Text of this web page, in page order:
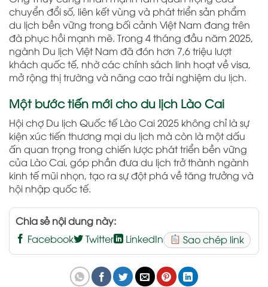
chuyển đổi số, liên kết vùng và phát triển sản phẩm
du lịch bền vững trong bối cảnh Việt Nam đang trên
đà phục hồi mạnh mẽ. Trong 4 tháng đầu năm 2025,
ngành Du lịch Việt Nam đã đón hơn 7,6 triệu lượt
khách quốc tế, nhờ các chính sách linh hoạt về visa,
mở rộng thị trường và nâng cao trải nghiệm du lịch.
Một bước tiến mới cho du lịch Lào Cai
Hội chợ Du lịch Quốc tế Lào Cai 2025 không chỉ là sự
kiện xúc tiến thương mại du lịch mà còn là một dấu
ấn quan trọng trong chiến lược phát triển bền vững
của Lào Cai, góp phần đưa du lịch trở thành ngành
kinh tế mũi nhọn, tạo ra sự đột phá về tăng trưởng và
hội nhập quốc tế.
Chia sẻ nội dung này:
Facebook
Twitter LinkedIn Sao chép link